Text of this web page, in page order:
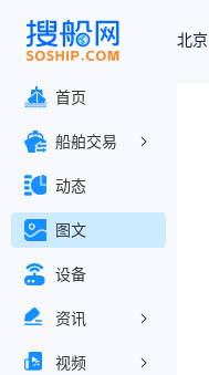
北京
首页
船舶交易
动态
图文
设备
资讯
视频